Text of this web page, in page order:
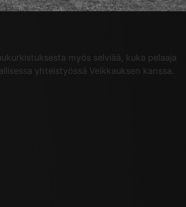
myös selviää, kuka pelaaja
yhteistyössä Veikkauksen kanssa.